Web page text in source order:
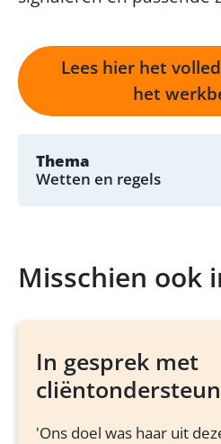
Lees hier het
het
Thema
Wetten en regels
Misschien ook
In gesprek met
'Ons doel was haar uit